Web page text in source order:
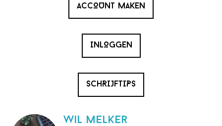
ACCOUNT MAKEN
INLOGGEN
SCHRIJFTIPS
wil melker